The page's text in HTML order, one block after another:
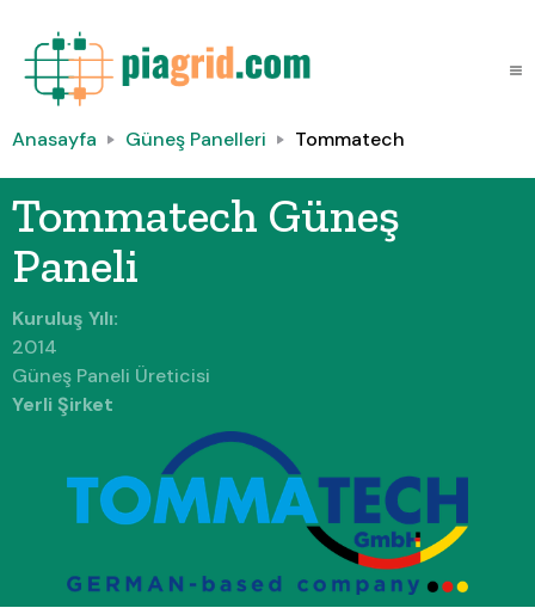
Anasayfa Güneş Panelleri Tommatech
Tommatech Güneş
Paneli
Kuruluş Yılı:
2014
Güneş Paneli Üreticisi
Yerli Şirket